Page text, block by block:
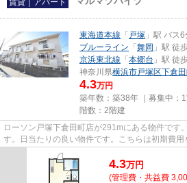
賃貸｜アパート
東海道本線 「 戸塚 」駅 バス
ブルーライン 「 舞岡 」駅 徒
京浜東北線 「 本郷台 」駅 徒
神奈川県横浜市戸塚区下倉
4.3万円
築年数：築38年 ｜募集中：
階数：2階建
ローソン戸塚下倉田町店が291mにある物件です
す。日当たりの良い物件です。こちらは初期費
物件なので、支払い手続きの手間...
4.3万円
(管理費・共益費